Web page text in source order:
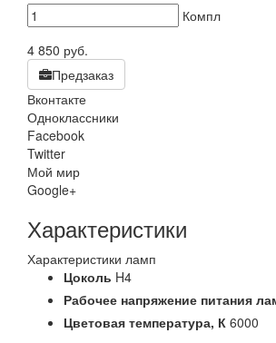
Компл
4 850 руб.
Предзаказ
Вконтакте
Одноклассники
Facebook
Twitter
Мой мир
Google+
Характеристики
Характеристики ламп
Цоколь H4
Рабочее напряжение питания
Цветовая температура, К 6000